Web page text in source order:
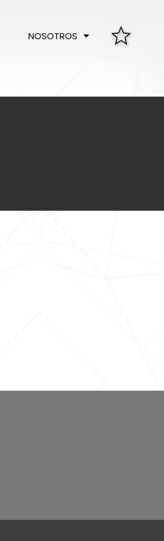
NOSOTROS